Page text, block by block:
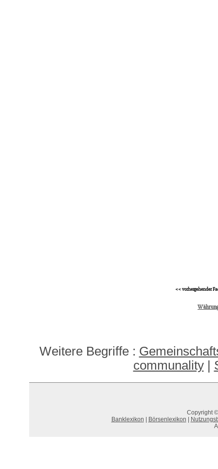
<< vorhergehender
Weitere Begriffe :
communality|
Copyright
Banklexikon
Börsenlexikon